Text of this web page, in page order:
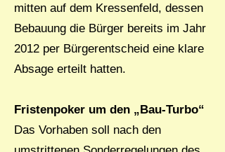
mitten auf dem Kressenfeld, dessen
Bebauung die Bürger bereits im Jahr
2012 per Bürgerentscheid eine klare
Absage erteilt hatten.
Fristenpoker um den „Bau-Turbo“
Das Vorhaben soll nach den